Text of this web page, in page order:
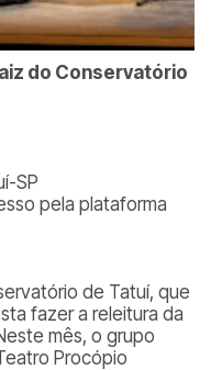
do Conservatório
SP
pela plataforma
de Tatuí, que
fazer a releitura da
mês, o grupo
Procópio